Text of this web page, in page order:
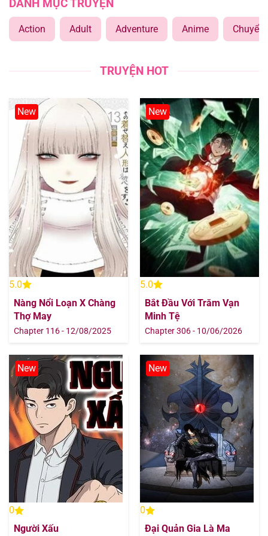
DANH MỤC TRUYỆN
Action Adult Adventure Anime Chuyển
TRUYỆN HOT
New
5.0
Nàng Nổi Loạn X Chàng
Thợ May
Chapter 116 - 12/08/2025
New
5.0
Bắt Đầu Với Trăm Vạn
Minh Tệ
Chapter 306 - 10/06/2026
New
0
Người Xấu
New
0
Đại Quản Gia Là Ma